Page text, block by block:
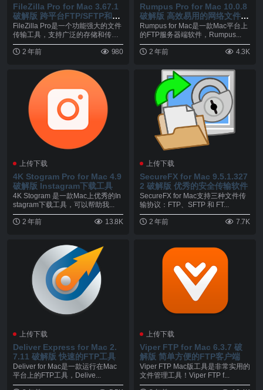
FileZilla Pro for Mac 3.67.1
破解版 跨平台FTP/SFTP和云
服务管理工具
FileZilla Pro是一个功能强大的文件
传输工具，支持广泛的存储和传输
服务...
2 年前
980
Rumpus Pro for Mac 10.0.8
破解版 高效易用的网络文件传
输服务器管理工具
Rumpus for Mac是一款Mac平台上
的FTP服务器端软件，Rumpus...
2 年前 4.3K
上传下载
4K Stogram Pro for Mac 4.9
破解版 Instagram下载工具
4K Stogram 是一款Mac上优秀的In
stagram下载工具，可以帮助我...
2 年前 13.8K
上传下载
SecureFX for Mac 9.5.1.327
2 破解版 优秀的安全传输软件
SecureFX for Mac支持三种文件传
输协议：FTP、SFTP 和 FT...
2 年前 7.7K
上传下载
Deliver Express for Mac 2.
7.11 破解版 快速的FTP工具
Deliver for Mac是一款运行在Mac
平台上的FTP工具，Delive...
上传下载
Viper FTP for Mac 6.3.7 破
解版 简单方便的FTP客户端
Viper FTP Mac版工具是非常实用的
文件管理工具！Viper FTP f...